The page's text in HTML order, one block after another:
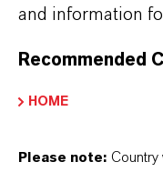
and information
Recommended
HOME
Please note: